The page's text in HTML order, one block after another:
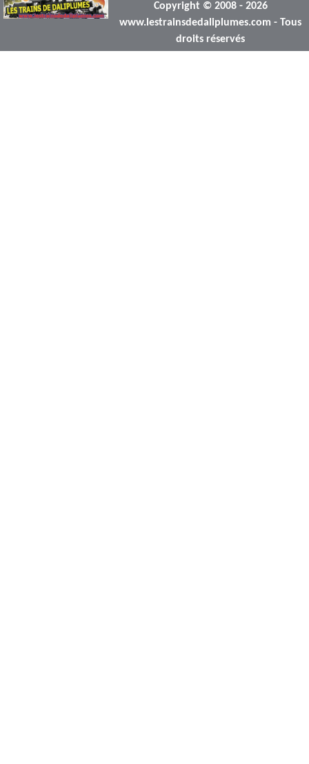
Copyright © 2008 - 2026
www.lestrainsdedaliplumes.com - Tous
droits réservés